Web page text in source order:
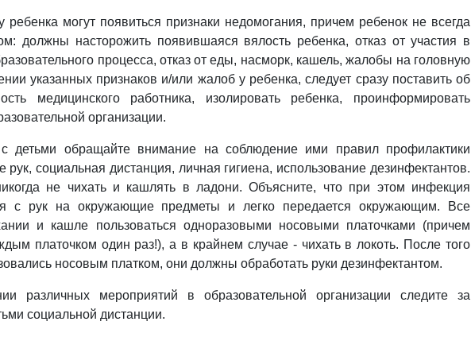
ребенка могут появиться признаки недомогания, причем ребенок не всегда
должны насторожить появившаяся вялость ребенка, отказ от участия в
процесса, отказ от еды, насморк, кашель, жалобы на головную
указанных признаков и/или жалоб у ребенка, следует сразу поставить об
медицинского работника, изолировать ребенка, проинформировать
организации.
детьми обращайте внимание на соблюдение ими правил профилактики
социальная дистанция, личная гигиена, использование дезинфектантов.
не чихать и кашлять в ладони. Объясните, что при этом инфекция
с рук на окружающие предметы и легко передается окружающим. Все
и кашле пользоваться одноразовыми носовыми платочками (причем
платочком один раз!), а в крайнем случае - чихать в локоть. После того
носовым платком, они должны обработать руки дезинфектантом.
различных мероприятий в образовательной организации следите за
социальной дистанции.